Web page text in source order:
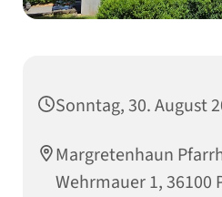
Sonntag, 30. August
Margretenhaun
Wehrmauer 1, 36100